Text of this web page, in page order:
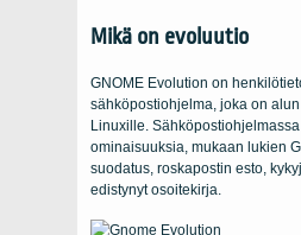
Mikä on evoluutio
GNOME Evolution on
sähköpostiohjelma, joka on
Linuxille.
ominaisuuksia, mukaan lukien
suodatus, roskapostin esto,
edistynyt osoitekirja.